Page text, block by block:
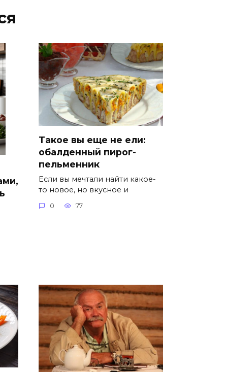
Такое вы еще не ели:
обалденный пирог-
пельменник
Если вы мечтали найти какое-
то новое, но вкусное и
0 77